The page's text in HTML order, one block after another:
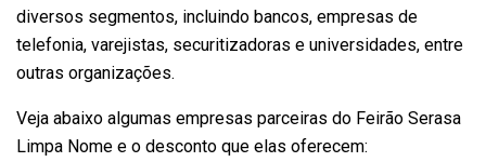
diversos segmentos, incluindo bancos, empresas de
telefonia, varejistas, securitizadoras e universidades, entre
outras organizações.
Veja abaixo algumas empresas parceiras do Feirão Serasa
Limpa Nome e o desconto que elas oferecem: